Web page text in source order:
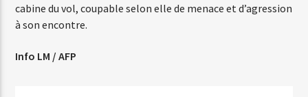
Web-Radio-Années 80
cabine du vol, coupable selon elle de menace et d’agression
à son encontre.
Info LM / AFP